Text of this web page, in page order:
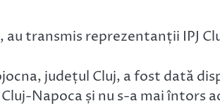
, au transmis reprezentanții IPJ
județul Cluj, a fost dată
Napoca și nu s-a mai întors